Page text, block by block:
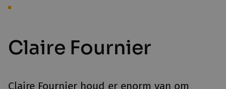
Claire Fournier
Claire Fournier houd er enorm van om